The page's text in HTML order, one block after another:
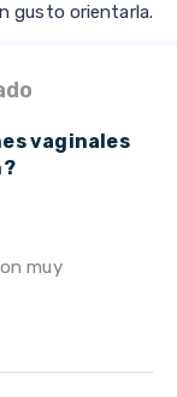
gusto orientarla.
vaginales
muy